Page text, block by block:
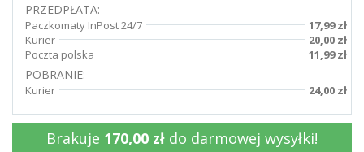
PRZEDPŁATA:
Paczkomaty InPost 24/7
17,99 zł
Kurier
20,00 zł
Poczta polska
11,99 zł
POBRANIE:
Kurier 24,00 zł
Brakuje 170,00 zł do darmowej wysyłki!